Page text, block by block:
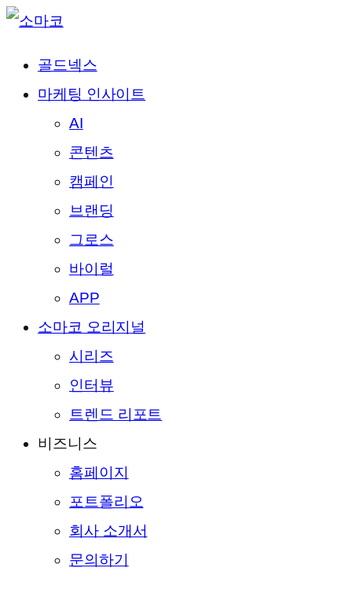
골드넥스
마케팅 인사이트
AI
콘텐츠
캠페인
브랜딩
그로스
바이럴
APP
소마코 오리지널
시리즈
인터뷰
트렌드 리포트
비즈니스
홈페이지
포트폴리오
회사 소개서
문의하기